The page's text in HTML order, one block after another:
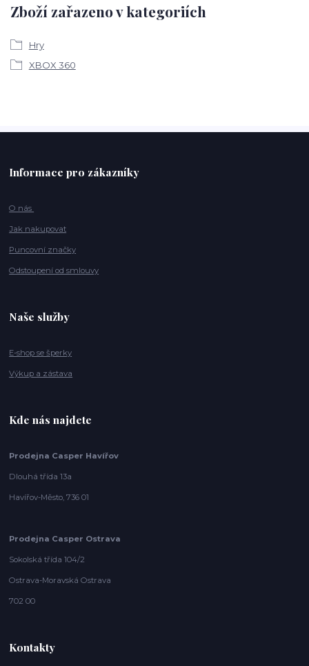
Zboží zařazeno v kategoriích
Hry
XBOX 360
Informace pro zákazníky
O nás
Jak nakupovat
Puncovní značky
Odstoupení od smlouvy
Naše služby
E-shop se šperky
Výkup a zástava
Kde nás najdete
Prodejna Casper Havířov
Dlouhá třída 13a
Havířov-Město, 736 01
Prodejna Casper Ostrava
Sokolská třída 104/2
Ostrava-Moravská Ostrava
702 00
Kontakty